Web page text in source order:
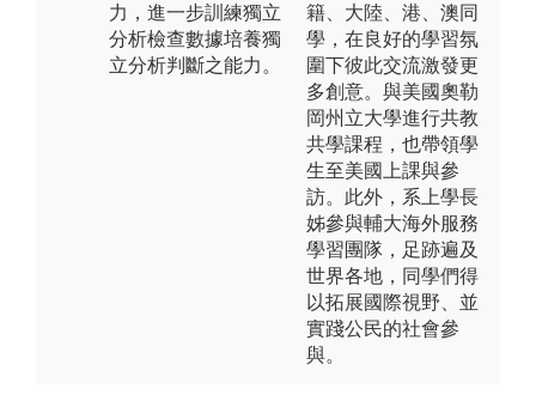
力，進一步訓練獨立
分析檢查數據培養獨
立分析判斷之能力。
籍、大陸、港、澳同
學，在良好的學習氛
圍下彼此交流激發更
多創意。與美國奧勒
岡州立大學進行共教
共學課程，也帶領學
生至美國上課與參
訪。此外，系上學長
姊參與輔大海外服務
學習團隊，足跡遍及
世界各地，同學們得
以拓展國際視野、並
實踐公民的社會參
與。